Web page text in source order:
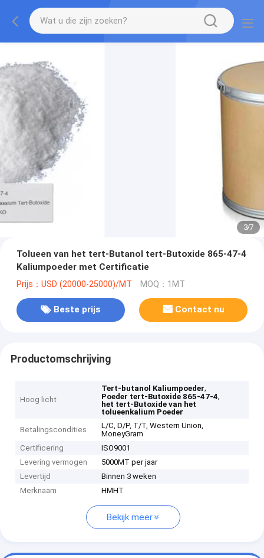
3/7
Tolueen van het tert-Butanol tert-Butoxide 865-47-4
Kaliumpoeder met Certificatie
Prijs：USD (20000-25000)/MT MOQ：1MT
Beste prijs Contact nu
Productomschrijving
Hoog licht
Tert-butanol Kaliumpoeder,
Poeder tert-Butoxide 865-47-4,
het tert-Butoxide van het
tolueenkalium Poeder
Betalingscondities
L/C, D/P, T/T, Western Union,
MoneyGram
Certificering
ISO9001
Levering vermogen
5000MT per jaar
Levertijd
Binnen 3 weken
Merknaam
HMHT
Bekijk meer